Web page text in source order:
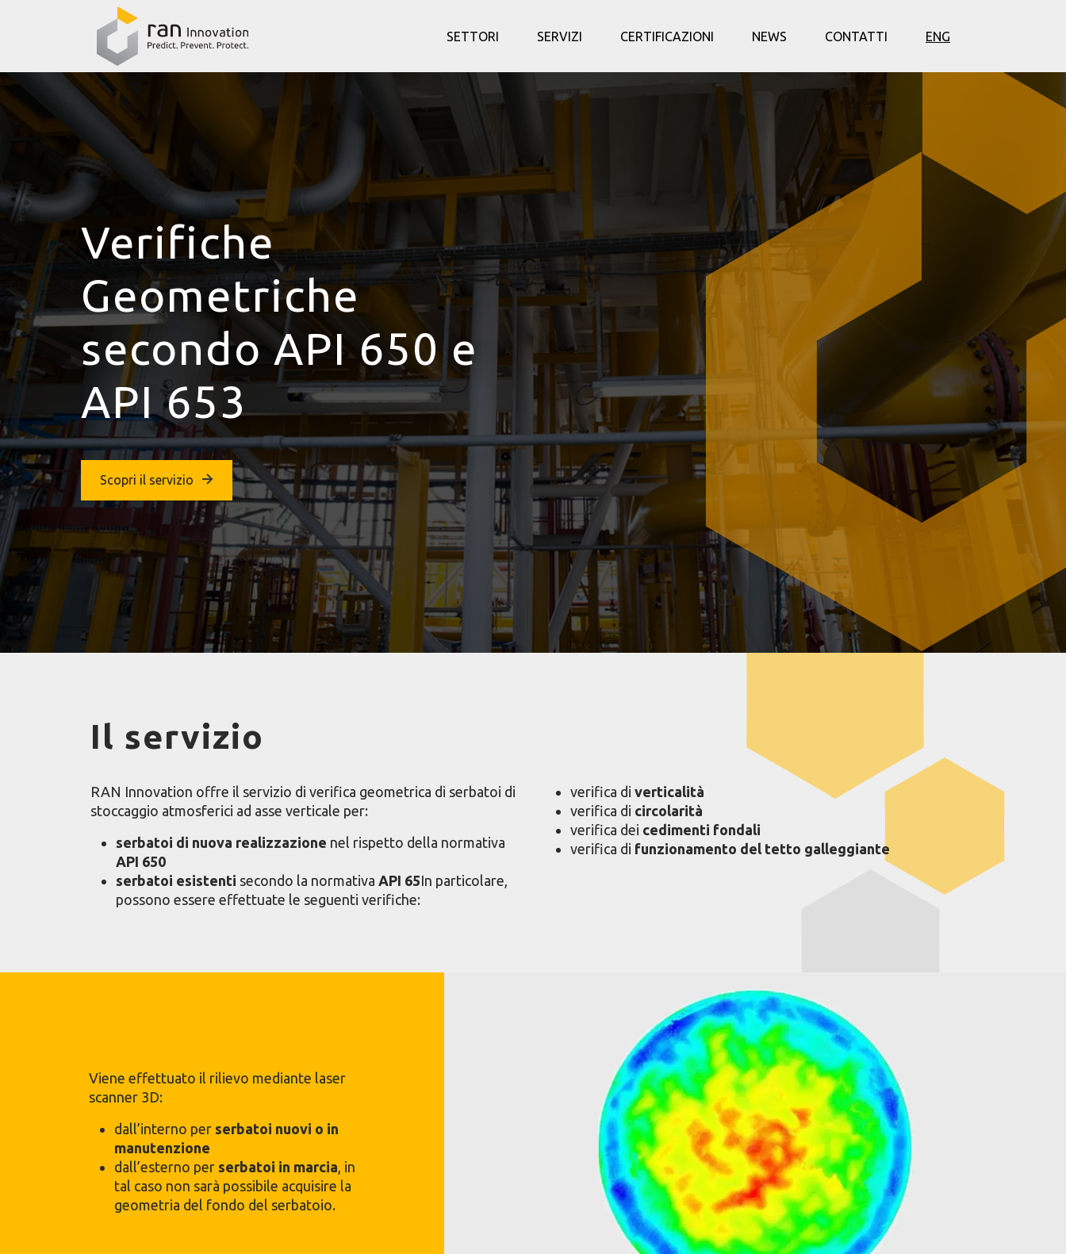
SETTORI SERVIZI CERTIFICAZIONI NEWS CONTATTI ENG
Verifiche
Geometriche
secondo API 650 e
API 653
Scopri il servizio
Il servizio
RAN Innovation offre il servizio di verifica geometrica di serbatoi di
stoccaggio atmosferici ad asse verticale per:
serbatoi di nuova realizzazione nel rispetto della normativa
API 650
serbatoi esistenti secondo la normativa API 65In particolare,
possono essere effettuate le seguenti verifiche:
verifica di verticalità
verifica di circolarità
verifica dei cedimenti fondali
verifica di funzionamento del tetto galleggiante
Viene effettuato il rilievo mediante laser
scanner 3D:
dall’interno per serbatoi nuovi o in
manutenzione
dall’esterno per serbatoi in marcia , in
tal caso non sarà possibile acquisire la
geometria del fondo del serbatoio.